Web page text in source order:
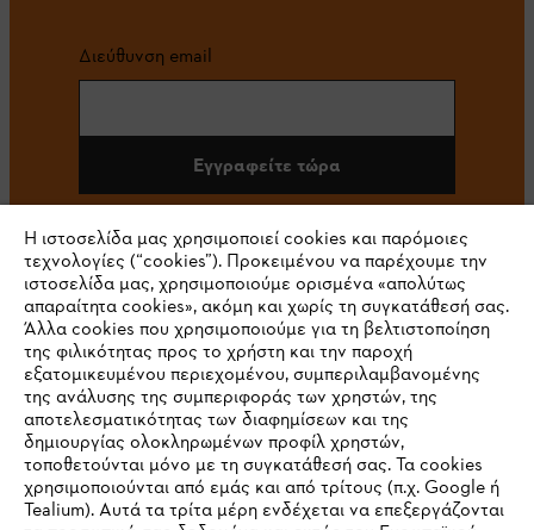
Διεύθυνση email
Εγγραφείτε τώρα
#STIHL
Εταιρεία
Η ιστοσελίδα μας χρησιμοποιεί cookies και παρόμοιες
τεχνολογίες (“cookies”). Προκειμένου να παρέχουμε την
ιστοσελίδα μας, χρησιμοποιούμε ορισμένα «απολύτως
απαραίτητα cookies», ακόμη και χωρίς τη συγκατάθεσή σας.
Άλλα cookies που χρησιμοποιούμε για τη βελτιστοποίηση
της φιλικότητας προς το χρήστη και την παροχή
εξατομικευμένου περιεχομένου, συμπεριλαμβανομένης
της ανάλυσης της συμπεριφοράς των χρηστών, της
αποτελεσματικότητας των διαφημίσεων και της
δημιουργίας ολοκληρωμένων προφίλ χρηστών,
τοποθετούνται μόνο με τη συγκατάθεσή σας. Τα cookies
χρησιμοποιούνται από εμάς και από τρίτους (π.χ. Google ή
Tealium). Αυτά τα τρίτα μέρη ενδέχεται να επεξεργάζονται